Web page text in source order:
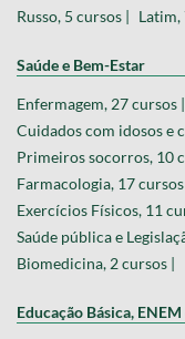
Russo, 5 cursos | Latim,
Saúde e Bem-Estar
Enfermagem, 27 cursos |
Cuidados com idosos e
Primeiros socorros, 10
Farmacologia, 17
Exercícios Físicos, 11
Saúde pública e
Biomedicina, 2 cursos |
Educação Básica,